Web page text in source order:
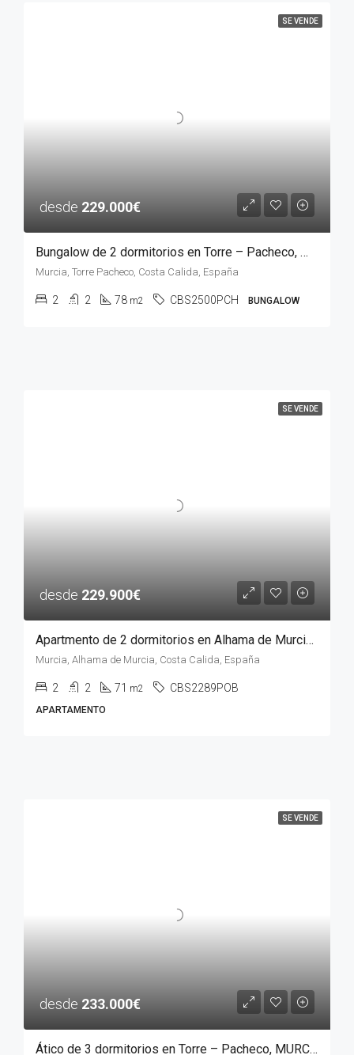
SE VENDE
desde 229.000€
Bungalow de 2 dormitorios en Torre – Pacheco, MURCIA
Murcia, Torre Pacheco, Costa Calida, España
2 2 78 m2 CBS2500PCH BUNGALOW
SE VENDE
desde 229.900€
Apartmento de 2 dormitorios en Alhama de Murcia, MURCIA
Murcia, Alhama de Murcia, Costa Calida, España
2 2 71 m2 CBS2289POB
APARTAMENTO
SE VENDE
desde 233.000€
Ático de 3 dormitorios en Torre – Pacheco, MURCIA